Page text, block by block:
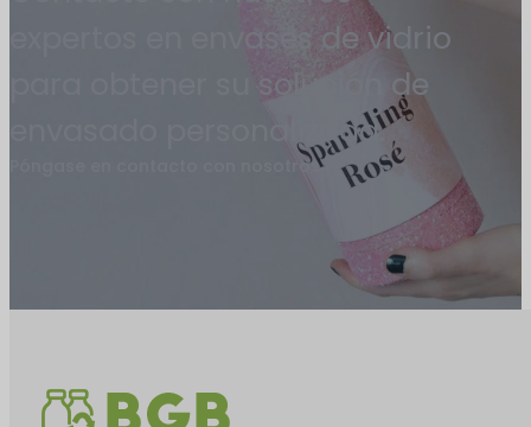
expertos en envases de vidrio
para obtener su solución de
envasado personalizada.
Póngase en contacto con nosotros